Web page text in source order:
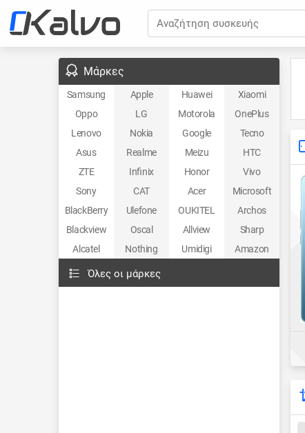
Αναζήτηση συσκευής
Μάρκες
Samsung Apple Huawei
Xiaomi
Oppo
LG Motorola
OnePlus
Lenovo
Nokia Google
Tecno
Asus
Realme Meizu
HTC
ZTE
Infinix Honor
Vivo
Sony
CAT Acer
Microsoft
BlackBerry
Ulefone OUKITEL
Archos
Blackview
Oscal Allview
Sharp
Alcatel
Nothing Umidigi Amazon
Όλες οι μάρκες